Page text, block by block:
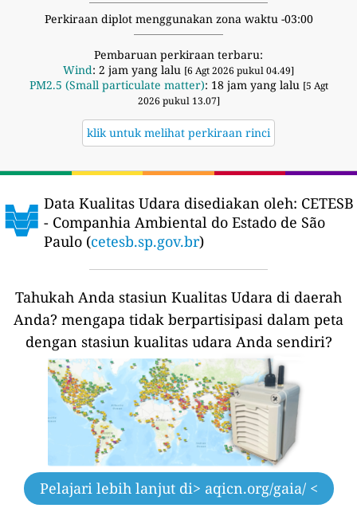
Perkiraan diplot menggunakan zona waktu -03:00
Pembaruan perkiraan terbaru:
Wind: 2 jam yang lalu [6 Agt 2026 pukul 04.49]
PM2.5 (Small particulate matter): 18 jam yang lalu [5 Agt
2026 pukul 13.07]
klik untuk melihat perkiraan rinci
Data Kualitas Udara disediakan oleh: CETESB
- Companhia Ambiental do Estado de São
Paulo (cetesb.sp.gov.br)
Tahukah Anda stasiun Kualitas Udara di daerah
Anda? mengapa tidak berpartisipasi dalam peta
dengan stasiun kualitas udara Anda sendiri?
Pelajari lebih lanjut di> aqicn.org/gaia/ <